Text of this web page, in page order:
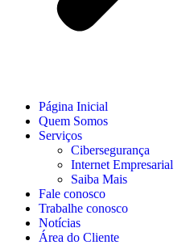
Página Inicial
Quem Somos
Serviços
Cibersegurança
Internet Empresarial
Saiba Mais
Fale conosco
Trabalhe conosco
Notícias
Área do Cliente